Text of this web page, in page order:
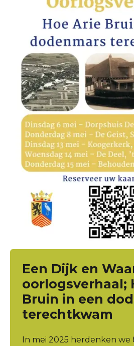
Een Dijk en
oorlogsverhaal;
Bruin in een
terechtkwam
In mei 2025 herdenken we